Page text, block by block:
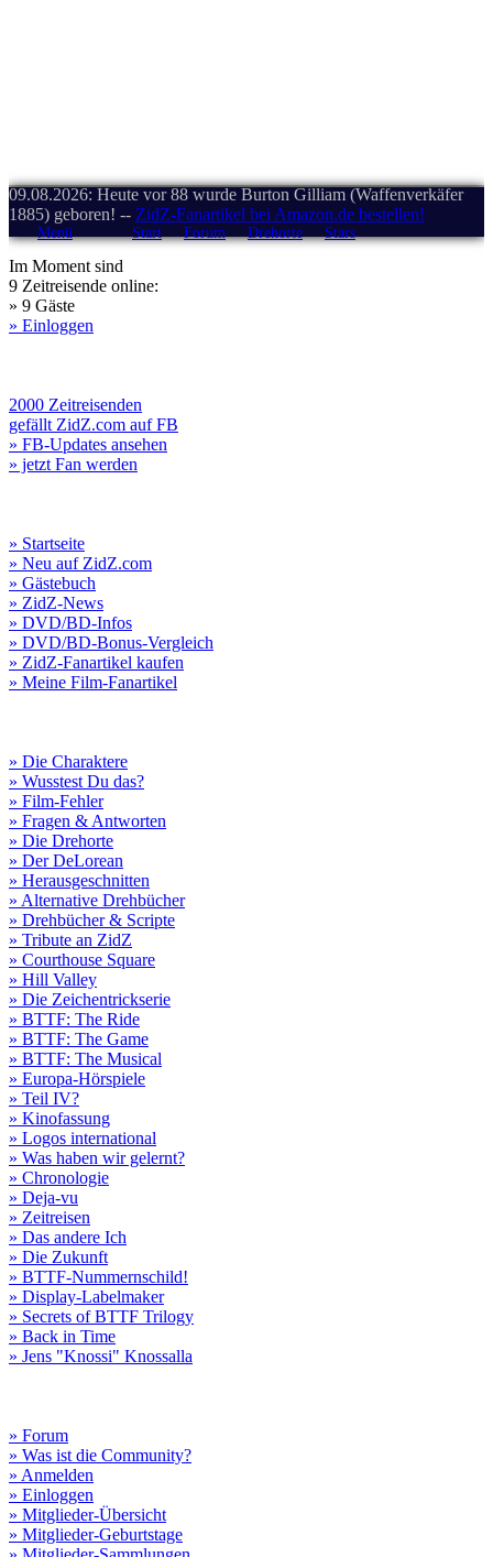
09.08.2026: Heute vor 88 wurde Burton Gilliam (Waffenverkäfer
1885) geboren! -- ZidZ-Fanartikel bei Amazon.de bestellen!
Menü Start Forum Drehorte Stars
Im Moment sind
9 Zeitreisende online:
» 9 Gäste
» Einloggen
2000 Zeitreisenden
gefällt ZidZ.com auf FB
» FB-Updates ansehen
» jetzt Fan werden
» Startseite
» Neu auf ZidZ.com
» Gästebuch
» ZidZ-News
» DVD/BD-Infos
» DVD/BD-Bonus-Vergleich
» ZidZ-Fanartikel kaufen
» Meine Film-Fanartikel
» Die Charaktere
» Wusstest Du das?
» Film-Fehler
» Fragen & Antworten
» Die Drehorte
» Der DeLorean
» Herausgeschnitten
» Alternative Drehbücher
» Drehbücher & Scripte
» Tribute an ZidZ
» Courthouse Square
» Hill Valley
» Die Zeichentrickserie
» BTTF: The Ride
» BTTF: The Game
» BTTF: The Musical
» Europa-Hörspiele
» Teil IV?
» Kinofassung
» Logos international
» Was haben wir gelernt?
» Chronologie
» Deja-vu
» Zeitreisen
» Das andere Ich
» Die Zukunft
» BTTF-Nummernschild!
» Display-Labelmaker
» Secrets of BTTF Trilogy
» Back in Time
» Jens "Knossi" Knossalla
» Forum
» Was ist die Community?
» Anmelden
» Einloggen
» Mitglieder-Übersicht
» Mitglieder-Geburtstage